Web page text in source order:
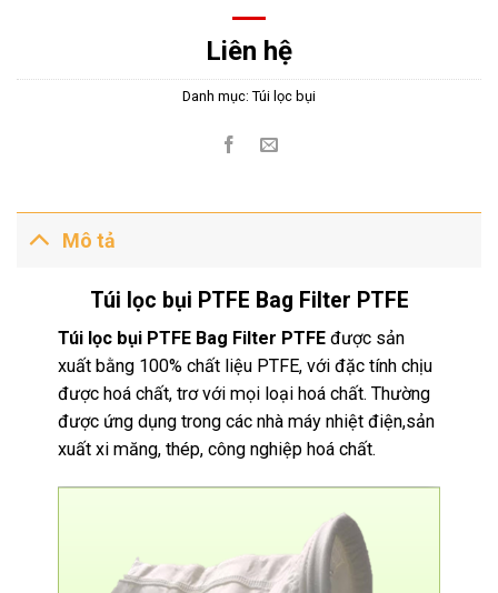
Liên hệ
Danh mục:Túi lọc bụi
Mô tả
Túi lọc bụi PTFE Bag Filter PTFE
Túi lọc bụi PTFE Bag Filter PTFE được sản
xuất bằng 100% chất liệu PTFE, với đặc tính chịu
được hoá chất, trơ với mọi loại hoá chất. Thường
được ứng dụng trong các nhà máy nhiệt điện,sản
xuất xi măng, thép, công nghiệp hoá chất.